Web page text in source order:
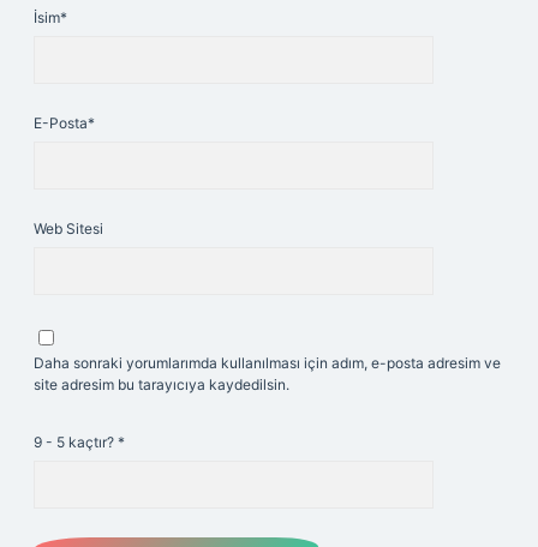
İsim*
E-Posta*
Web Sitesi
Daha sonraki yorumlarımda kullanılması için adım, e-posta adresim ve
site adresim bu tarayıcıya kaydedilsin.
9 - 5 kaçtır? *